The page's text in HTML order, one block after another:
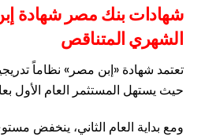
شهادات بنك مصر شهادة
الشهري المتناقص
تعتمد شهادة «إبن مصر» نظاماً
حيث يستهل المستثمر العام الأول بعائد